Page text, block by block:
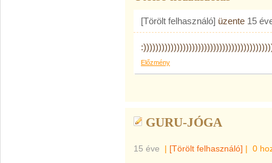
[Törölt felhasználó] üzente 15
Előzmény
GURU-JÓGA
15 éve | [Törölt felhasználó] | 0